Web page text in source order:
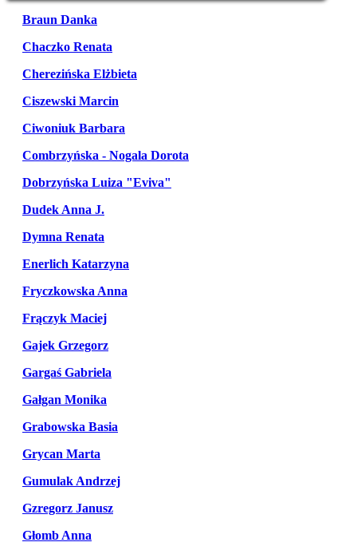
Braun Danka
Chaczko Renata
Cherezińska Elżbieta
Ciszewski Marcin
Ciwoniuk Barbara
Combrzyńska - Nogala Dorota
Dobrzyńska Luiza "Eviva"
Dudek Anna J.
Dymna Renata
Enerlich Katarzyna
Fryczkowska Anna
Frączyk Maciej
Gajek Grzegorz
Gargaś Gabriela
Gałgan Monika
Grabowska Basia
Grycan Marta
Gumulak Andrzej
Gzregorz Janusz
Głomb Anna